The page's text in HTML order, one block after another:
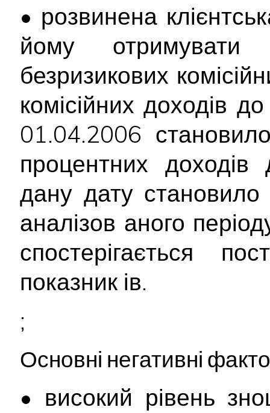
• розвинена
йому отримувати
безризикових
комісійних доходів
01.04.2006
процентних
дану дату
аналізов аного
спостерігається
показник ів.
;
Основні негативні
• високий рівень